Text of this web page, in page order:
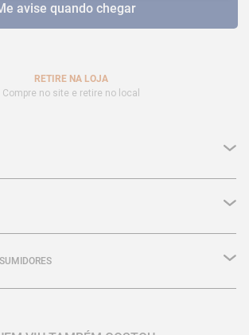
RETIRE NA LOJA
Compre no site e retire no local